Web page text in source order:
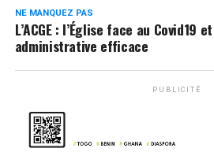
NE MANQUEZ PAS
L’ACGE : l’Église face au Covid19
administrative efficace
PUBLICITÉ